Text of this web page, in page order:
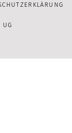
Channel
UG